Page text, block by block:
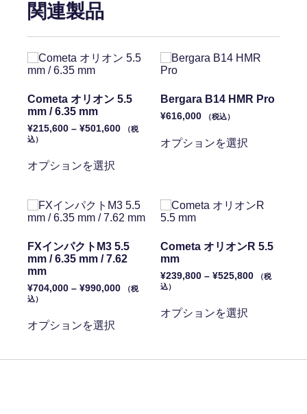
関連製品
Cometa オリオン 5.5
mm / 6.35 mm
¥215,600 – ¥501,600
（税
込）
オプションを選択
Bergara B14 HMR Pro
¥616,000 （税込）
オプションを選択
FXインパクトM3 5.5
mm / 6.35 mm / 7.62
mm
¥704,000 – ¥990,000
（税
込）
オプションを選択
Cometa オリオンR 5.5
mm
¥239,800 – ¥525,800
（税
込）
オプションを選択